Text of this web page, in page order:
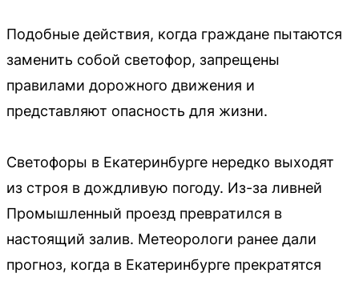
Подобные действия, когда граждане пытаются
заменить собой светофор, запрещены
правилами дорожного движения и
представляют опасность для жизни.
Светофоры в Екатеринбурге нередко выходят
из строя в дождливую погоду. Из-за ливней
Промышленный проезд превратился в
настоящий залив. Метеорологи ранее дали
прогноз, когда в Екатеринбурге прекратятся